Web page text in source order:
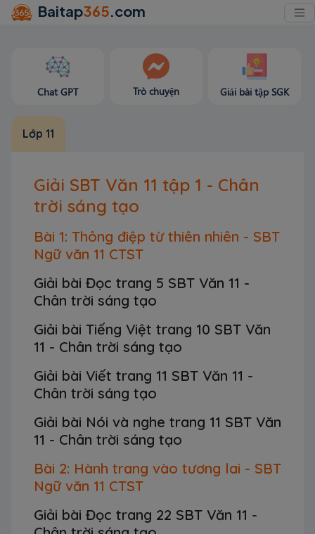
Baitap365.com
Chat GPT Trò chuyện Giải bài tập SGK
Lớp 11
Giải SBT Văn 11 tập 1 - Chân
trời sáng tạo
Bài 1: Thông điệp từ thiên nhiên - SBT
Ngữ văn 11 CTST
Giải bài Đọc trang 5 SBT Văn 11 -
Chân trời sáng tạo
Giải bài Tiếng Việt trang 10 SBT Văn
11 - Chân trời sáng tạo
Giải bài Viết trang 11 SBT Văn 11 -
Chân trời sáng tạo
Giải bài Nói và nghe trang 11 SBT Văn
11 - Chân trời sáng tạo
Bài 2: Hành trang vào tương lai - SBT
Ngữ văn 11 CTST
Giải bài Đọc trang 22 SBT Văn 11 -